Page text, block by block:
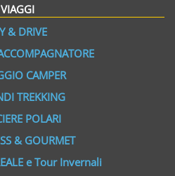
VIAGGI
& DRIVE
CAMPER
TREKKING
POLARI
& GOURMET
e Tour Invernali